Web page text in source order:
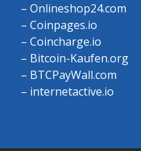
– Onlineshop24.com
– Coinpages.io
– Coincharge.io
– Bitcoin-Kaufen.org
– BTCPayWall.com
– internetactive.io